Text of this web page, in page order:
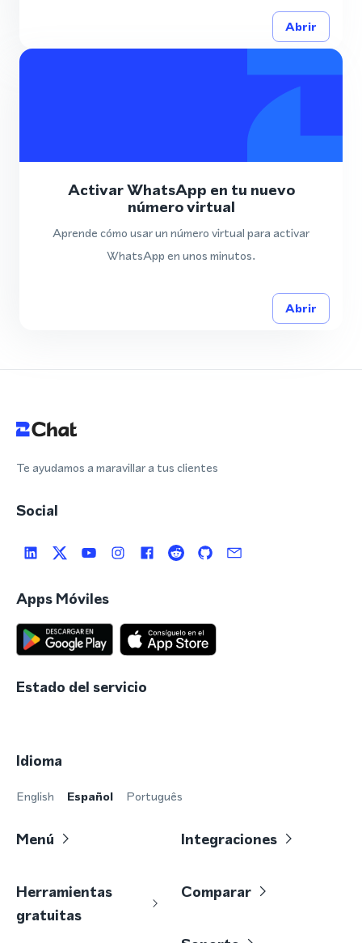
Abrir
Activar WhatsApp en tu nuevo
número virtual
Aprende cómo usar un número virtual para activar
WhatsApp en unos minutos.
Abrir
Te ayudamos a maravillar a tus clientes
Social
Apps Móviles
Estado del servicio
Idioma
English Español Português
Menú Integraciones
Herramientas
gratuitas
Comparar